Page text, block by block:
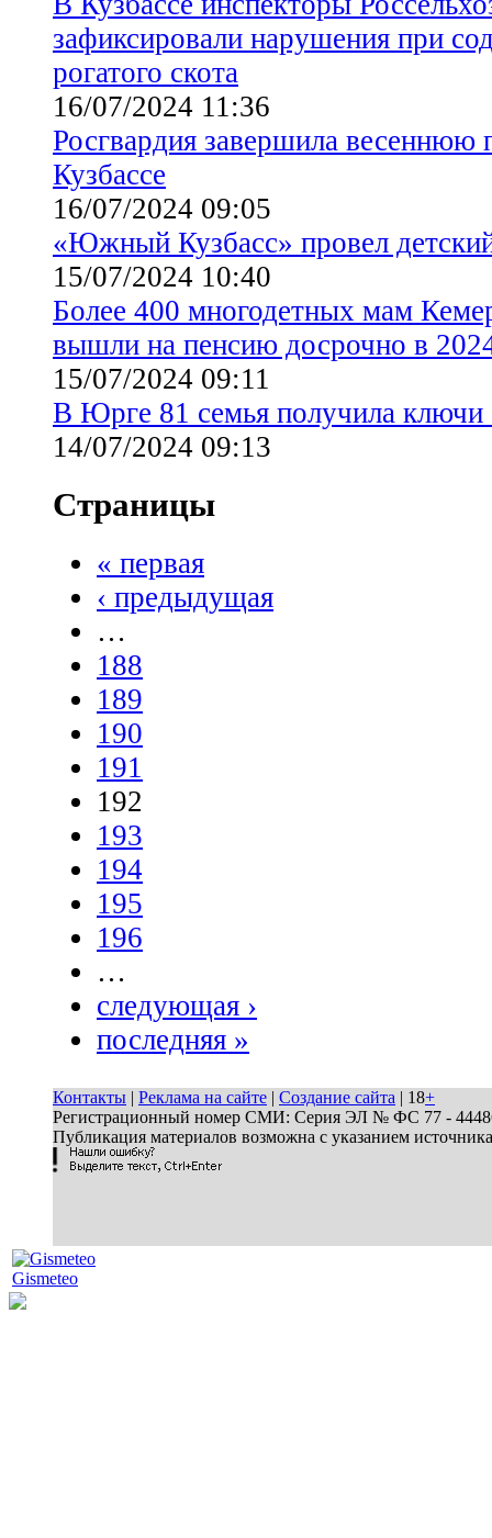
зафиксировали нарушения при
рогатого скота
16/07/2024 11:36
Росгвардия завершила
Кузбассе
16/07/2024 09:05
«Южный Кузбасс» провел
15/07/2024 10:40
Более 400 многодетных мам
вышли на пенсию досрочно в
15/07/2024 09:11
В Юрге 81 семья получила ключи
14/07/2024 09:13
Страницы
« первая
‹ предыдущая
…
188
189
190
191
192
193
194
195
196
…
следующая ›
последняя »
Контакты | Реклама на сайте | Создание сайта | 18+
Регистрационный номер СМИ: Серия ЭЛ № ФС 77 - 44486
Публикация материалов возможна с указанием
Gismeteo